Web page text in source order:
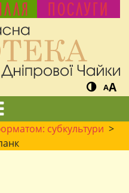
ПОСЛУГИ
AA
субкультури >